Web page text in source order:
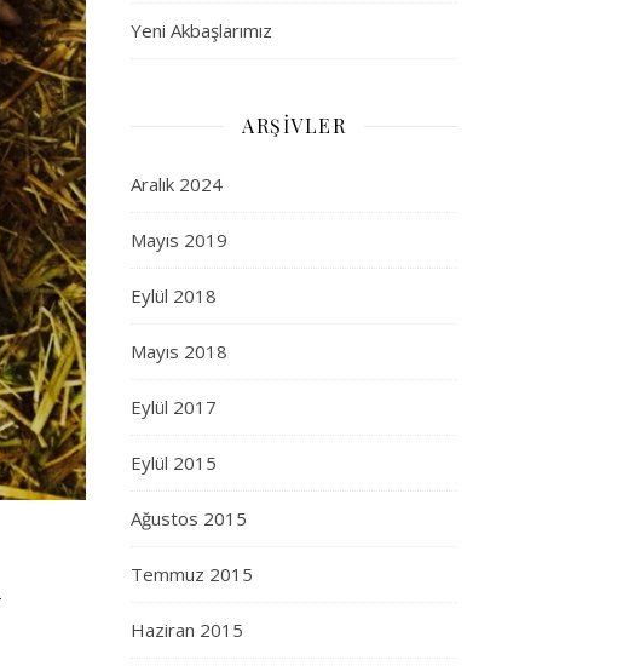
Yeni Akbaşlarımız
ARŞIVLER
Aralık 2024
Mayıs 2019
Eylül 2018
Mayıs 2018
Eylül 2017
Eylül 2015
Ağustos 2015
Temmuz 2015
Haziran 2015